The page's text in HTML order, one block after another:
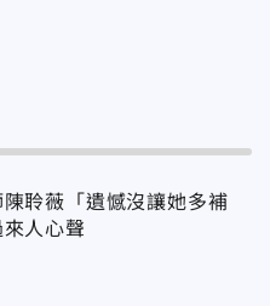
聆薇「遺憾沒讓她多補
人心聲